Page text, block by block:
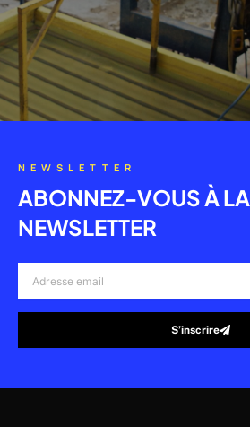
NEWSLETTER
ABONNEZ-VOUS À LA
NEWSLETTER
email
S’inscrire